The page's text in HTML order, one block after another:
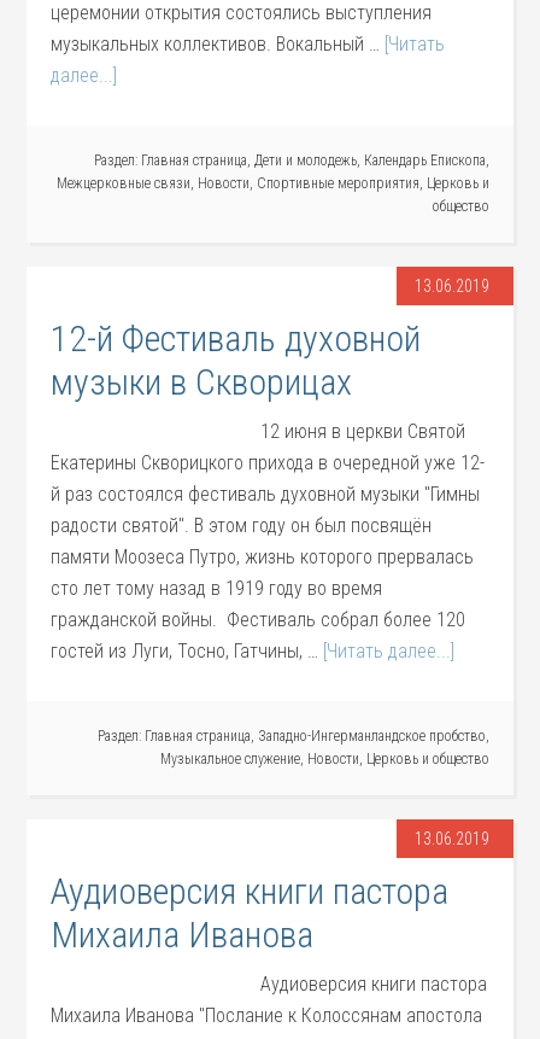
церемонии открытия состоялись выступления
музыкальных коллективов. Вокальный … [Читать
далее...]
Раздел: Главная страница, Дети и молодежь, Календарь Епископа,
Межцерковные связи, Новости, Спортивные мероприятия, Церковь и
общество
13.06.2019
12-й Фестиваль духовной
музыки в Скворицах
12 июня в церкви Святой
Екатерины Скворицкого прихода в очередной уже 12-
й раз состоялся фестиваль духовной музыки "Гимны
радости святой". В этом году он был посвящён
памяти Моозеса Путро, жизнь которого прервалась
сто лет тому назад в 1919 году во время
гражданской войны. Фестиваль собрал более 120
гостей из Луги, Тосно, Гатчины, … [Читать далее...]
Раздел: Главная страница, Западно-Ингерманландское пробство,
Музыкальное служение, Новости, Церковь и общество
13.06.2019
Аудиоверсия книги пастора
Михаила Иванова
Аудиоверсия книги пастора
Михаила Иванова "Послание к Колоссянам апостола